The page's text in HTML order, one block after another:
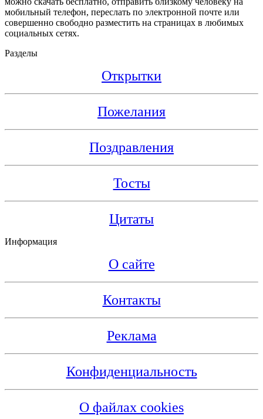
мобильный телефон, переслать по электронной почте или
совершенно свободно разместить на страницах в любимых
социальных сетях.
Разделы
Открытки
Пожелания
Поздравления
Тосты
Цитаты
Информация
О сайте
Контакты
Реклама
Конфиденциальность
О файлах cookies